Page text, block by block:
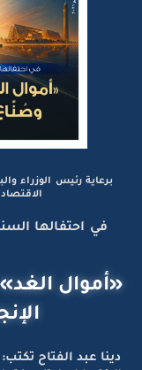
برعاية رئيس الوزراء
في احتفالها
«أموال